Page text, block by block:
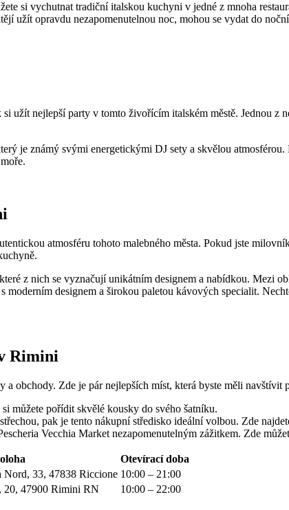
si vychutnat tradiční italskou kuchyni v jedné z mnoha
užít opravdu nezapomenutelnou noc, mohou se vydat do
nejlepší party v tomto živořícím italském městě. Jednou z
je známý svými energetickými DJ sety a skvělou
atmosféru tohoto malebného města. Pokud jste
z nich se vyznačují unikátním designem a nabídkou. Mezi
designem a širokou paletou kávových specialit.
Rimini
obchody. Zde je pár nejlepších míst, která byste měli navštívit
můžete pořídit skvělé kousky do svého šatníku.
pak je tento nákupní středisko ideální volbou. Zde
Vecchia Market nezapomenutelným zážitkem. Zde
Otevírací doba
Nord, 33, 47838 Riccione 10:00 – 21:00
20, 47900 Rimini RN 10:00 – 22:00